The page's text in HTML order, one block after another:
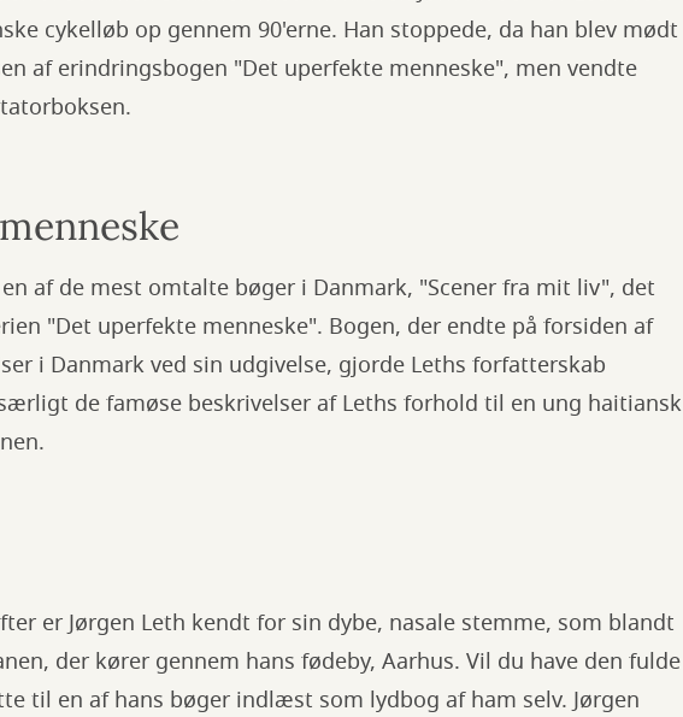
cykelløb op gennem 90'erne. Han stoppede, da han blev mødt
af erindringsbogen "Det uperfekte menneske", men vendte
af de mest omtalte bøger i Danmark, "Scener fra mit liv", det
"Det uperfekte menneske". Bogen, der endte på forsiden af
i Danmark ved sin udgivelse, gjorde Leths forfatterskab
de famøse beskrivelser af Leths forhold til en ung haitiansk
er Jørgen Leth kendt for sin dybe, nasale stemme, som blandt
der kører gennem hans fødeby, Aarhus. Vil du have den fulde
til en af hans bøger indlæst som lydbog af ham selv. Jørgen